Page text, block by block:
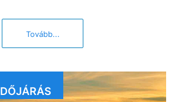
Tovább...